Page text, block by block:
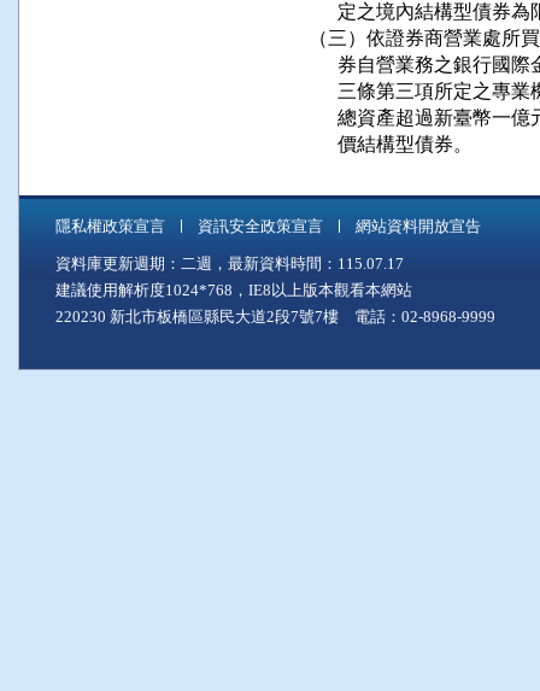
定之境內結構型債券為
（三）依證券商營業處所
券自營業務之銀行國
三條第三項所定之專
總資產超過新臺幣一
      價結構型債券。
隱私權政策宣言 資訊安全政策宣言 網站資料開放宣告
資料庫更新週期：二週，最新資料時間：115.07.17
建議使用解析度1024*768，IE8以上版本觀看本網站
220230 新北市板橋區縣民大道2段7號7樓 電話：02-8968-9999